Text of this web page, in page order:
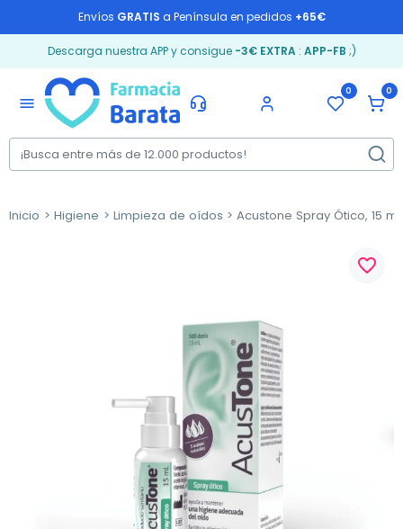
Envíos GRATIS a Península en pedidos +65€
Descarga nuestra APP y consigue -3€ EXTRA: APP-FB ;)
menu
0 0
Inicio Higiene Limpieza de oídos Acustone Spray Ótico, 15 ml
favorite_border